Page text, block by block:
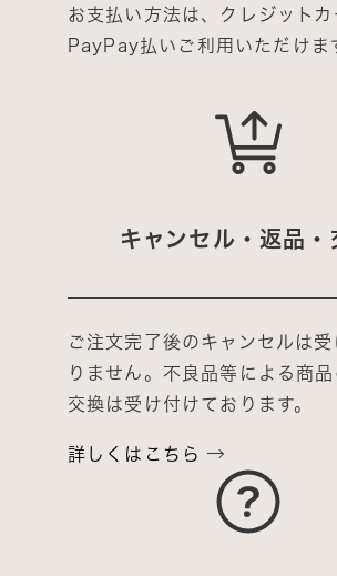
お支払い方法は、クレジットカ
PayPay払いご利用いただけま
キャンセル・返品・
ご注文完了後のキャンセルは受
りません。不良品等による商品
交換は受け付けております。
詳しくはこちら